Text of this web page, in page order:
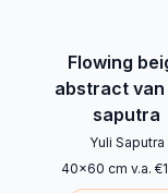
Flowing
abstract van
saputra
Yuli Saputra
40x60 cm v.a. €